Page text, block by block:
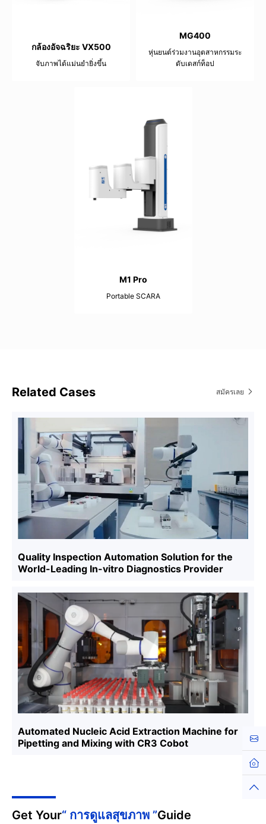
กล้องอัจฉริยะ VX500
จับภาพได้แม่นยำยิ่งขึ้น
MG400
หุ่นยนต์ร่วมงานอุตสาหกรรมระ
ดับเดสก์ท็อป
±0.05mm
M1 Pro
Portable SCARA
Related Cases สมัครเลย
Quality Inspection Automation Solution for the
World-Leading In-vitro Diagnostics Provider
Automated Nucleic Acid Extraction Machine for
Pipetting and Mixing with CR3 Cobot
Get Your“ การดูแลสุขภาพ ”Guide
Top